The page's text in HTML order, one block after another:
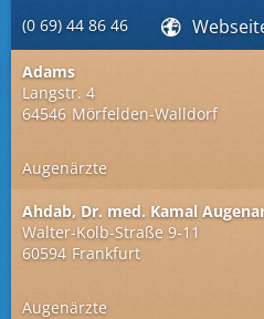
(0 69) 44 86 46
Adams
Langstr. 4
64546 Mörfelden-Walldorf
Augenärzte
Ahdab, Dr. med. Kamal
Walter-Kolb-Straße 9-11
60594 Frankfurt
Augenärzte